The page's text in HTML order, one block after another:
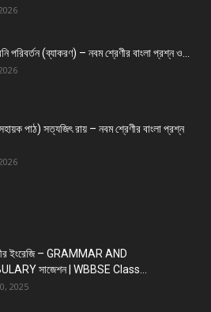
পরিবর্তন (ব্যাকরণ) – নবম শ্রেণীর বাংলা প্রশ্ন ও...
পাঠ) সত্যজিৎ রায় – নবম শ্রেণীর বাংলা প্রশ্ন
ইংরেজি – GRAMMAR AND
সাজেশন | WBBSE Class...
2025